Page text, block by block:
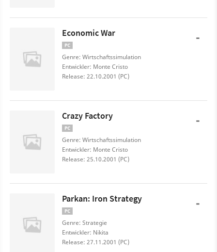
Economic War
PC
Genre: Wirtschaftssimulation
Entwickler: Monte Cristo
Release: 22.10.2001 (PC)
-
Crazy Factory
PC
Genre: Wirtschaftssimulation
Entwickler: Monte Cristo
Release: 25.10.2001 (PC)
-
Parkan: Iron Strategy
PC
Genre: Strategie
Entwickler: Nikita
Release: 27.11.2001 (PC)
-